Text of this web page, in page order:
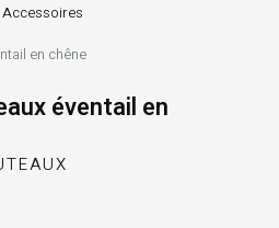
Accessoires
en chêne
éventail en